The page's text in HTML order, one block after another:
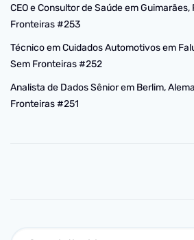
CEO e Consultor de Saúde em
Fronteiras #253
Técnico em Cuidados Automotivos em
Sem Fronteiras #252
Analista de Dados Sênior em Berlim,
Fronteiras #251